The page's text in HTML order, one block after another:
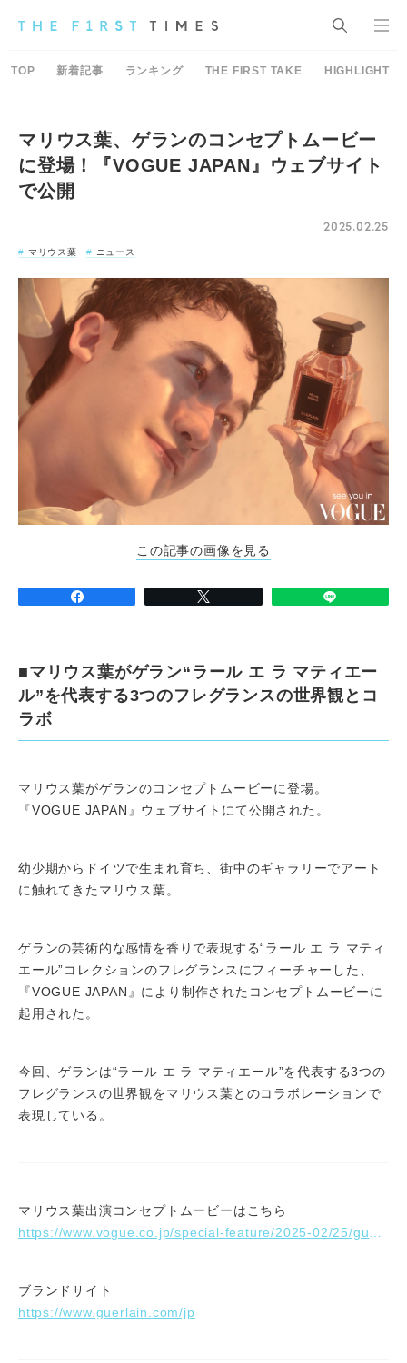
TOP 新着記事 ランキング THE FIRST TAKE HIGHLIGHT
マリウス葉、ゲランのコンセプトムービー
に登場！『VOGUE JAPAN』ウェブサイト
で公開
2025.02.25
マリウス葉 ニュース
この記事の画像を見る
■マリウス葉がゲラン“ラール エ ラ マティエー
ル”を代表する3つのフレグランスの世界観とコ
ラボ
マリウス葉がゲランのコンセプトムービーに登場。
『VOGUE JAPAN』ウェブサイトにて公開された。
幼少期からドイツで生まれ育ち、街中のギャラリーでアート
に触れてきたマリウス葉。
ゲランの芸術的な感情を香りで表現する“ラール エ ラ マティ
エール”コレクションのフレグランスにフィーチャーした、
『VOGUE JAPAN』により制作されたコンセプトムービーに
起用された。
今回、ゲランは“ラール エ ラ マティエール”を代表する3つの
フレグランスの世界観をマリウス葉とのコラボレーションで
表現している。
マリウス葉出演コンセプトムービーはこちら
ブランドサイト
https://www.guerlain.com/jp